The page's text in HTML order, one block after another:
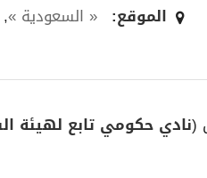
الموقع: « السعودية »,
(نادي حكومي تابع لهيئة